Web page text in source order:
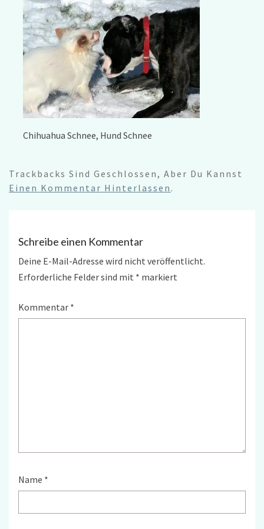
Chihuahua Schnee, Hund Schnee
Trackbacks Sind Geschlossen, Aber Du Kannst
Einen Kommentar Hinterlassen .
Schreibe einen Kommentar
Deine E-Mail-Adresse wird nicht veröffentlicht.
Erforderliche Felder sind mit * markiert
Kommentar *
Name *